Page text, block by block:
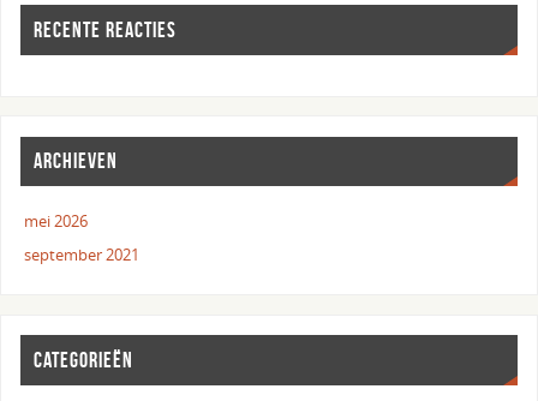
RECENTE REACTIES
ARCHIEVEN
mei 2026
september 2021
CATEGORIEËN